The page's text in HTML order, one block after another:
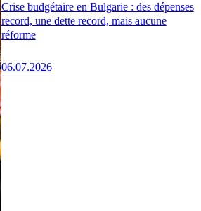
Crise budgétaire en Bulgarie : des dépenses
record, une dette record, mais aucune
réforme
06.07.2026